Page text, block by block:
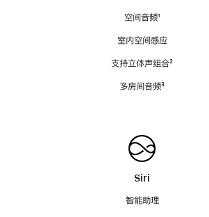
空间音频脚
¹
室内空间感应
支持立体声组合脚
²
多房间音频脚
³
Siri
智能助理